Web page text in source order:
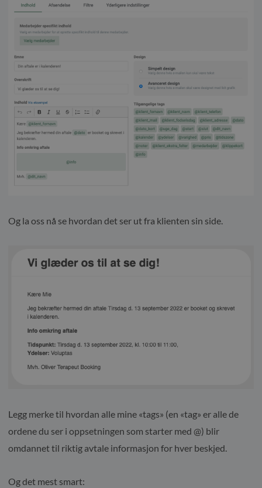
Og la oss nå se hvordan det ser ut fra klienten sin side.
Legg merke til hvordan alle mine «tags» (en «tag» er alle de
ordene du ser i oppsetningen som starter med @) blir
omdannet til riktig avtale informasjon for hver beskjed.
Og det mest smart: